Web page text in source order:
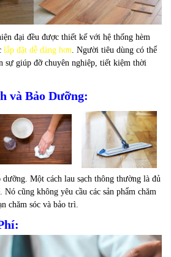
đại đều được thiết kế với hệ thống hèm
lắp đặt dễ dàng hơn. Người tiêu dùng có thể
sự giúp đỡ chuyên nghiệp, tiết kiệm thời
và Bảo Dưỡng:
dưỡng. Một cách lau sạch thông thường là đủ
Nó cũng không yêu cầu các sản phẩm chăm
chăm sóc và bảo trì.